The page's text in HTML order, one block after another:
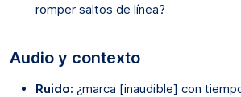
romper saltos de línea?
Audio y contexto
Ruido: ¿marca [inaudible] con